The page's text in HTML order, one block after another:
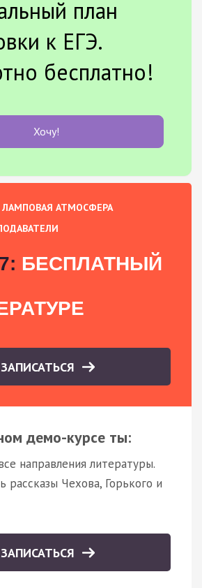
план
к ЕГЭ.
бесплатно!
Хочу!
ЛАМПОВАЯ АТМОСФЕРА
БЕСПЛАТНЫЙ
ЗАПИСАТЬСЯ
демо-курсе ты:
направления литературы.
рассказы Чехова, Горького и
ЗАПИСАТЬСЯ